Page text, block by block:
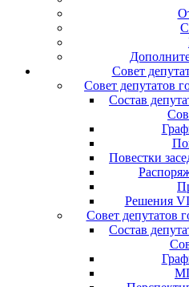
Совет
Совет депутатов
Состав
Повестки
Решения VI
Совет депутатов
Состав